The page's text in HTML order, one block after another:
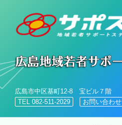
へ
ス
キ
広島市中区基町12-8 宝ビル７階
TEL 082-511-2029
お問い合わせ